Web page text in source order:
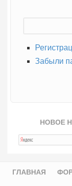
Забыли
НОВОЕ
Главное меню
ГЛАВНАЯ